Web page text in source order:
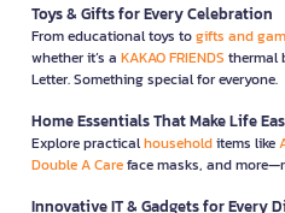
Toys & Gifts for Every Celebration
From educational toys togifts and
whether it’s a KAKAO FRIENDS thermal
Letter. Something special for everyone.
Home Essentials That Make Life
Explore practicalhouseholditems like
Double A Careface masks, and
Innovative IT & Gadgets for Every